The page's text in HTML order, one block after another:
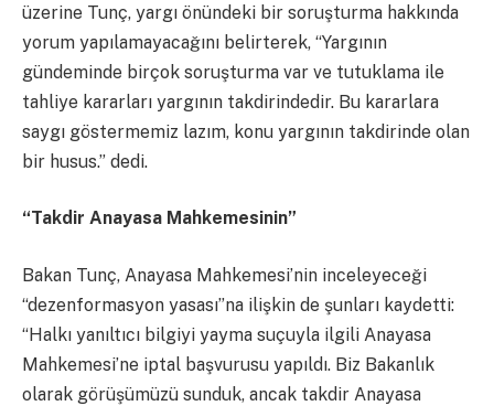
üzerine Tunç, yargı önündeki bir soruşturma hakkında
yorum yapılamayacağını belirterek, “Yargının
gündeminde birçok soruşturma var ve tutuklama ile
tahliye kararları yargının takdirindedir. Bu kararlara
saygı göstermemiz lazım, konu yargının takdirinde olan
bir husus.” dedi.
“Takdir Anayasa Mahkemesinin”
Bakan Tunç, Anayasa Mahkemesi’nin inceleyeceği
“dezenformasyon yasası”na ilişkin de şunları kaydetti:
“Halkı yanıltıcı bilgiyi yayma suçuyla ilgili Anayasa
Mahkemesi’ne iptal başvurusu yapıldı. Biz Bakanlık
olarak görüşümüzü sunduk, ancak takdir Anayasa